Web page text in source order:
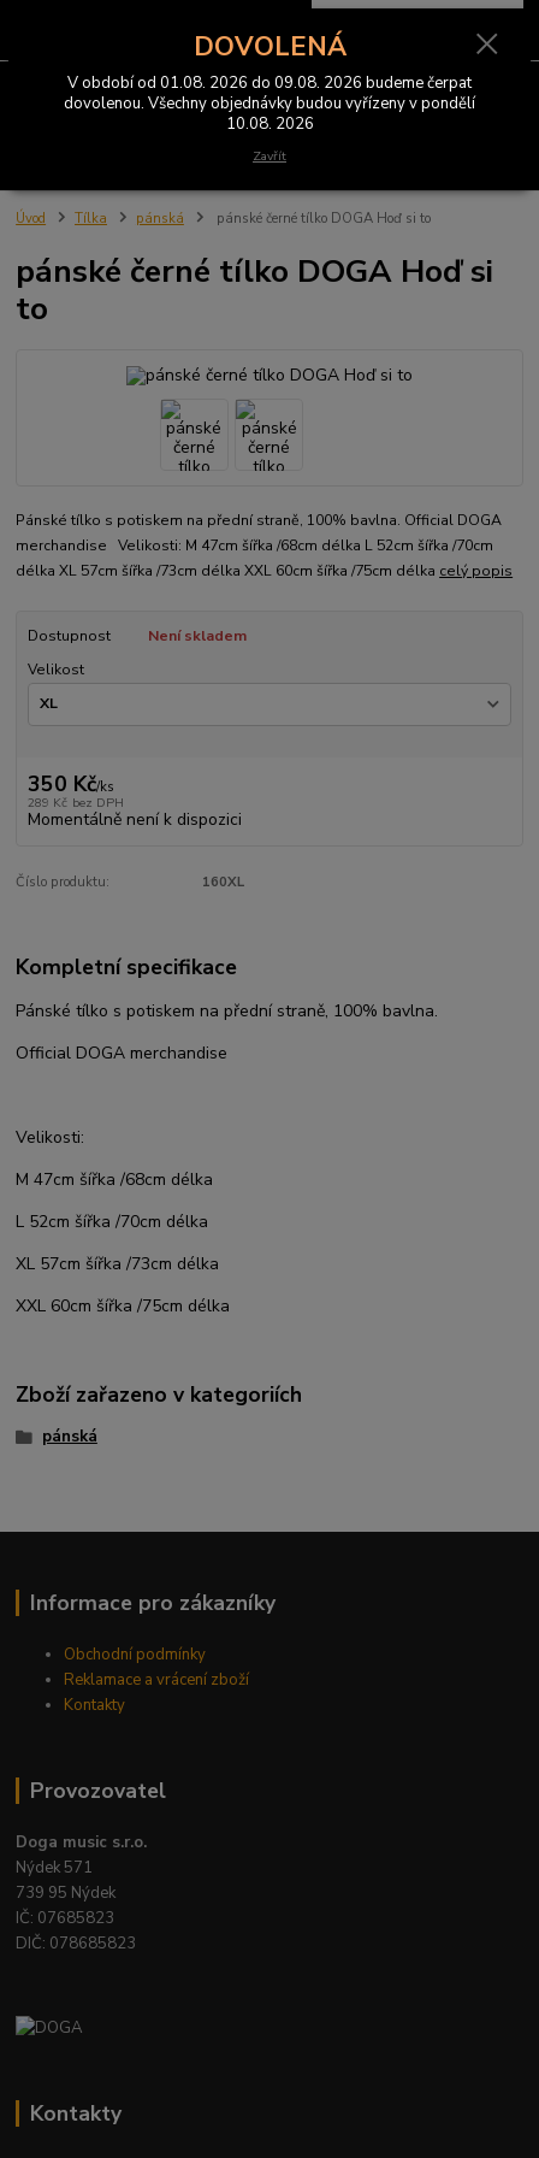
Menu
0 Kč
Úvod Tílka pánská pánské černé tílko DOGA Hoď si to
pánské černé tílko DOGA Hoď si
to
Pánské tílko s potiskem na přední straně, 100% bavlna. Official DOGA
merchandise Velikosti: M 47cm šířka /68cm délka L 52cm šířka /70cm
délka XL 57cm šířka /73cm délka XXL 60cm šířka /75cm délka celý popis
Dostupnost
Není skladem
Velikost
350 Kč/ks
289 Kč bez DPH
Momentálně není k dispozici
Číslo produktu: 160XL
Kompletní specifikace
Pánské tílko s potiskem na přední straně, 100% bavlna.
Official DOGA merchandise
Velikosti:
M 47cm šířka /68cm délka
L 52cm šířka /70cm délka
XL 57cm šířka /73cm délka
XXL 60cm šířka /75cm délka
Zboží zařazeno v kategoriích
pánská
Informace pro zákazníky
Obchodní podmínky
Reklamace a vrácení zboží
Kontakty
Provozovatel
Doga music s.r.o.
Nýdek 571
739 95 Nýdek
IČ: 07685823
DIČ: 078685823
Kontakty
DOVOLENÁ
V období od 01.08. 2026 do 09.08. 2026 budeme čerpat
dovolenou. Všechny objednávky budou vyřízeny v pondělí
10.08. 2026
Zavřít